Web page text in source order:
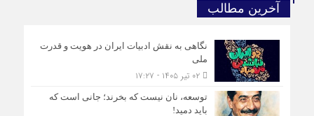
آخرین مطالب
نگاهی به نقش ادبیات ایران در هویت و قدرت
ملی
۰۲ تیر ۱۴۰۵ - ۱۷:۲۷
توسعه، نان نیست که بخرند؛ جانی است که
باید دمید!